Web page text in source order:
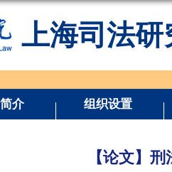
上海司法研
介 组织设置
【论文】